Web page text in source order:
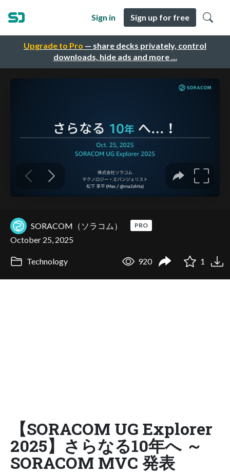
Upgrade to Pro — share decks privately, control
downloads, hide ads and more …
Sign in Sign up for free
SORACOM（ソラコム） PRO
October 25, 2025
Technology 920 1
【SORACOM UG Explorer
2025】さらなる10年へ ～
SORACOM MVC 発表